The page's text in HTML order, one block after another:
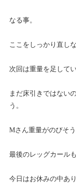
なる事。
ここをしっかり直し
次回は重量を足して
まだ床引きではない
う。
Mさん重量がのびそ
最後のレッグカール
今日はお休みの中あ